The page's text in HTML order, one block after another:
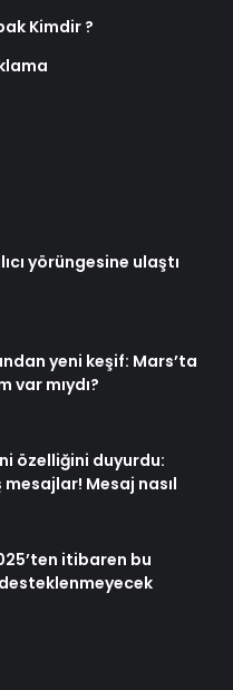
Kimdir ?
yörüngesine ulaştı
yeni keşif: Mars’ta
var mıydı?
özelliğini duyurdu:
mesajlar! Mesaj nasıl
itibaren bu